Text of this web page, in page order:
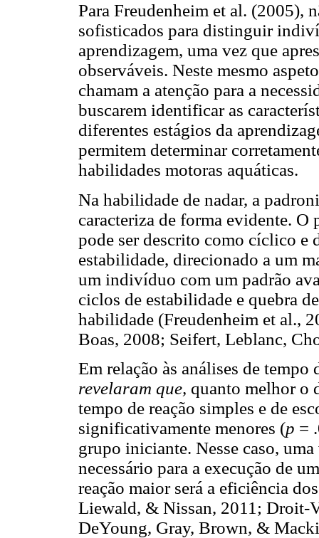
Para Freudenheim et al. (2005),
sofisticados para distinguir
aprendizagem, uma vez que
observáveis. Neste mesmo
chamam a atenção para a
buscarem identificar as
diferentes estágios da
permitem determinar
habilidades motoras aquáticas.
Na habilidade de nadar, a
caracteriza de forma evidente. O
pode ser descrito como cíclico
estabilidade, direcionado a um
um indivíduo com um padrão
ciclos de estabilidade e quebra
habilidade (Freudenheim et al.,
Boas, 2008; Seifert, Leblanc,
Em relação às análises de tempo
revelaram que, quanto melhor o
tempo de reação simples e de
significativamente menores (p =
grupo iniciante. Nesse caso,
necessário para a execução de
reação maior será a eficiência
Liewald, & Nissan, 2011; Droit-
DeYoung, Gray, Brown, &